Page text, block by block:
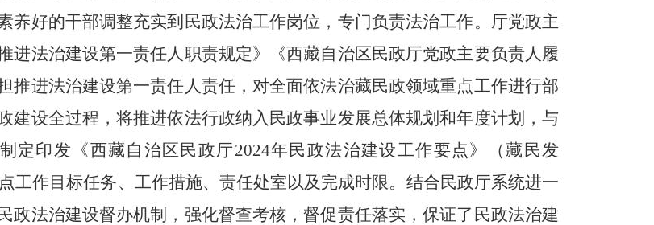
养好的干部调整充实到民政法治工作岗位，专门负责法治工作。厅党政主
进法治建设第一责任人职责规定》《西藏自治区民政厅党政主要负责人履
推进法治建设第一责任人责任，对全面依法治藏民政领域重点工作进行部
建设全过程，将推进依法行政纳入民政事业发展总体规划和年度计划，与
定印发《西藏自治区民政厅2024年民政法治建设工作要点》（藏民发
工作目标任务、工作措施、责任处室以及完成时限。结合民政厅系统进一
政法治建设督办机制，强化督查考核，督促责任落实，保证了民政法治建